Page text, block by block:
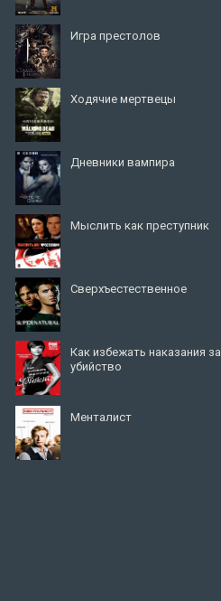
Игра престолов
Ходячие мертвецы
Дневники вампира
Мыслить как преступник
Сверхъестественное
Как избежать наказания за
убийство
Менталист